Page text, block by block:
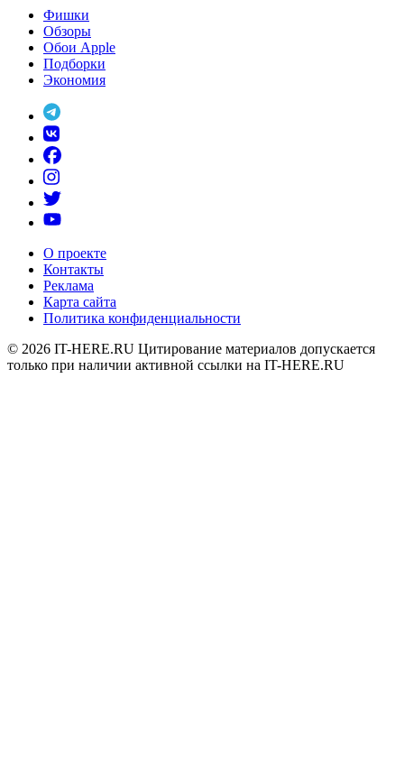
Фишки
Обзоры
Обои Apple
Подборки
Экономия
О проекте
Контакты
Реклама
Карта сайта
Политика конфиденциальности
© 2026 IT-HERE.RU Цитирование материалов допускается
только при наличии активной ссылки на IT-HERE.RU